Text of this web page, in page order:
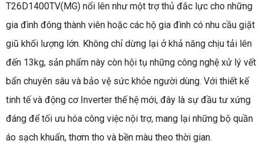
T26D1400TV(MG) nổi lên như một trợ thủ đắc lực cho những
gia đình đông thành viên hoặc các hộ gia đình có nhu cầu giặt
giũ khối lượng lớn. Không chỉ dừng lại ở khả năng chịu tải lên
đến 13kg, sản phẩm này còn hội tụ những công nghệ xử lý vết
bẩn chuyên sâu và bảo vệ sức khỏe người dùng. Với thiết kế
tinh tế và động cơ Inverter thế hệ mới, đây là sự đầu tư xứng
đáng để tối ưu hóa công việc nội trợ, mang lại những bộ quần
áo sạch khuẩn, thơm tho và bền màu theo thời gian.